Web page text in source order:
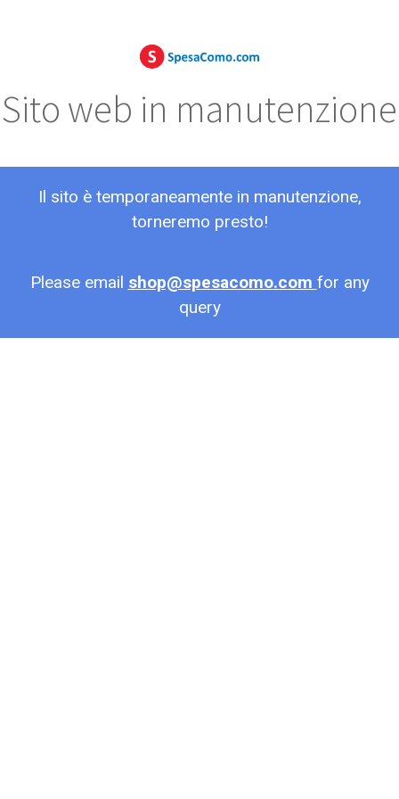
Sito web in manutenzione
Il sito è temporaneamente in manutenzione,
torneremo presto!
Please email shop@spesacomo.com for any
query